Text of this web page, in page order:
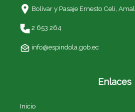
Bolívar y Pasaje Ernesto Celi,
2 653 264
info@espindola.gob.ec
Enlaces
Inicio